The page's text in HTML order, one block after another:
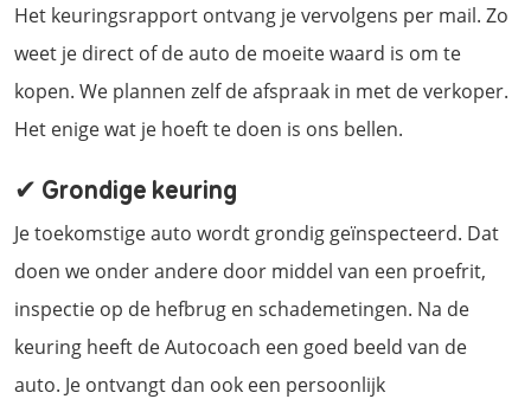
Het keuringsrapport ontvang je vervolgens per mail. Zo
weet je direct of de auto de moeite waard is om te
kopen. We plannen zelf de afspraak in met de verkoper.
Het enige wat je hoeft te doen is ons bellen.
✔ Grondige keuring
Je toekomstige auto wordt grondig geïnspecteerd. Dat
doen we onder andere door middel van een proefrit,
inspectie op de hefbrug en schademetingen. Na de
keuring heeft de Autocoach een goed beeld van de
auto. Je ontvangt dan ook een persoonlijk